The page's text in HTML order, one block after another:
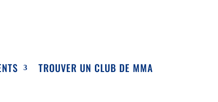
TROUVER UN CLUB DE MMA